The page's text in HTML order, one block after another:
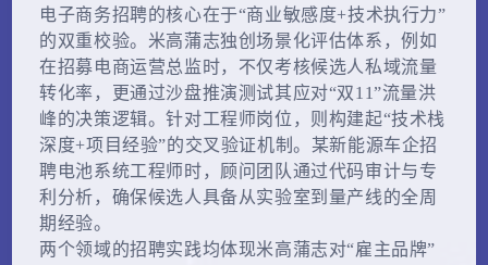
电子商务招聘的核心在于“商业敏感度+技术执行力”
的双重校验。米高蒲志独创场景化评估体系，例如
在招募电商运营总监时，不仅考核候选人私域流量
转化率，更通过沙盘推演测试其应对“双11”流量洪
峰的决策逻辑。针对工程师岗位，则构建起“技术栈
深度+项目经验”的交叉验证机制。某新能源车企招
聘电池系统工程师时，顾问团队通过代码审计与专
利分析，确保候选人具备从实验室到量产线的全周
期经验。
两个领域的招聘实践均体现米高蒲志对“雇主品牌”